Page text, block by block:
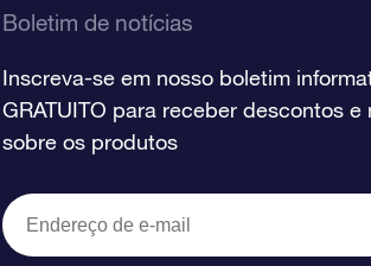
Boletim de notícias
Inscreva-se em nosso boletim
GRATUITO para receber descontos e
sobre os produtos